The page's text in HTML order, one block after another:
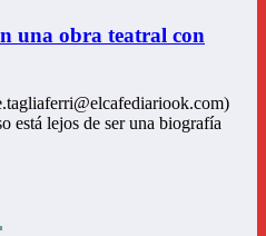
una obra teatral con
está lejos de ser una biografía